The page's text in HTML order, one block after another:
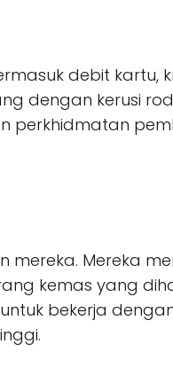
debit
dengan kerusi
perkhidmatan
Mereka
kemas yang
bekerja